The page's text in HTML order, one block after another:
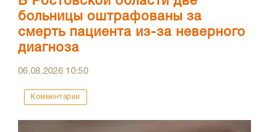
больницы оштрафованы за
смерть пациента из-за неверного
диагноза
06.08.2026 10:50
Комментарии